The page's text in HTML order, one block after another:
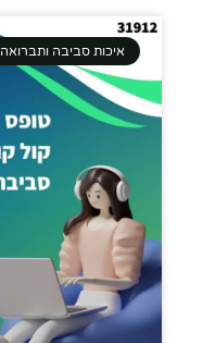
איכות סביבה ותברואה